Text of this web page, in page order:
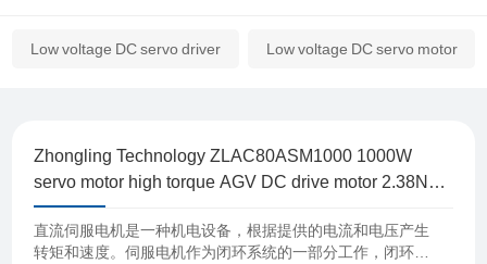
Low voltage DC servo driver Low voltage DC servo motor
Zhongling Technology ZLAC80ASM1000 1000W
servo motor high torque AGV DC drive motor 2.38N
heavy-duty robot
直流伺服电机是一种机电设备，根据提供的电流和电压产生
转矩和速度。伺服电机作为闭环系统的一部分工作，闭环系